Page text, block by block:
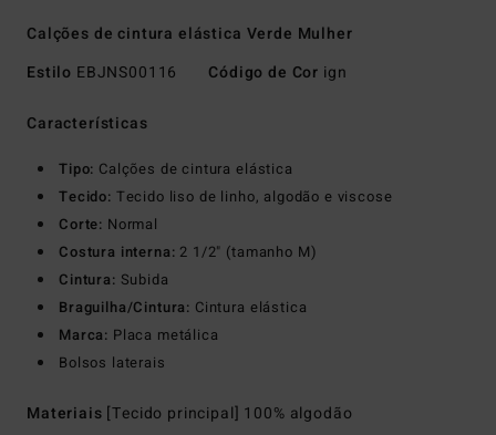
Calções de cintura elástica Verde Mulher
Estilo EBJNS00116 Código de Cor ign
Características
Tipo: Calções de cintura elástica
Tecido: Tecido liso de linho, algodão e viscose
Corte: Normal
Costura interna: 2 1/2" (tamanho M)
Cintura: Subida
Braguilha/Cintura: Cintura elástica
Marca: Placa metálica
Bolsos laterais
Materiais [Tecido principal] 100% algodão